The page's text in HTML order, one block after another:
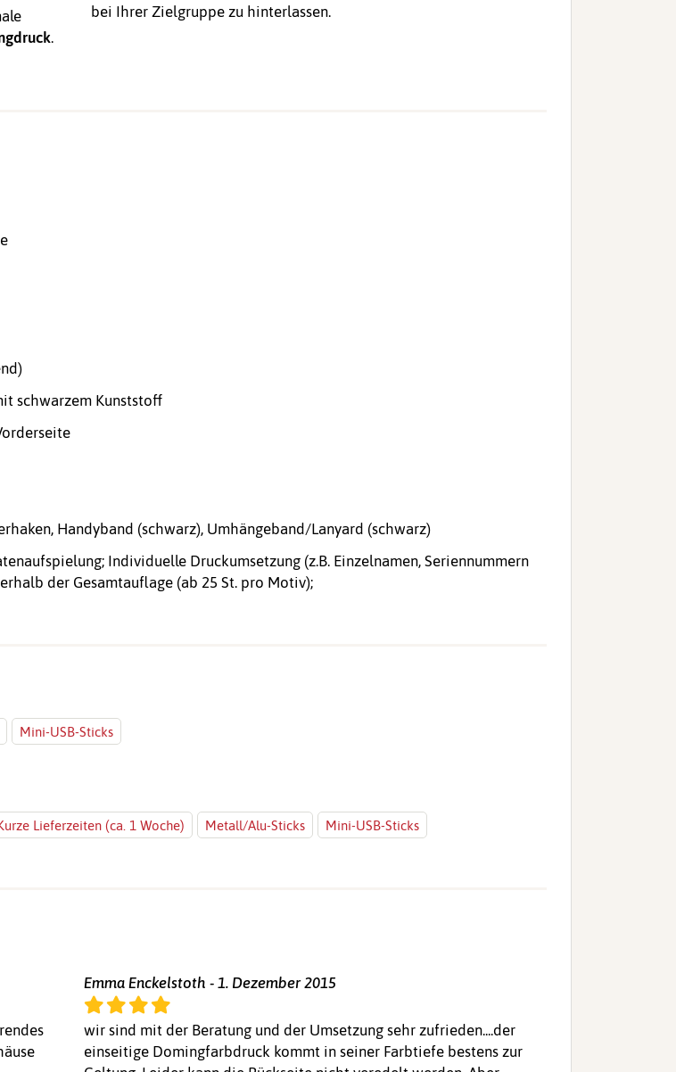
.
bei Ihrer Zielgruppe zu hinterlassen.
schwarzem Kunststoff
Handyband (schwarz), Umhängeband/Lanyard (schwarz)
Individuelle Druckumsetzung (z.B. Einzelnamen, Seriennummern
der Gesamtauflage (ab 25 St. pro Motiv);
Mini-USB-Sticks
Lieferzeiten (ca. 1 Woche) Metall/Alu-Sticks Mini-USB-Sticks
Emma Enckelstoth - 1. Dezember 2015
wir sind mit der Beratung und der Umsetzung sehr zufrieden....der
einseitige Domingfarbdruck kommt in seiner Farbtiefe bestens zur